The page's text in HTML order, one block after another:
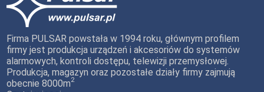
Firma PULSAR powstała w 1994 roku, głównym profilem
firmy jest produkcja urządzeń i akcesoriów do systemów
alarmowych, kontroli dostępu, telewizji przemysłowej.
Produkcja, magazyn oraz pozostałe działy firmy zajmują
obecnie 8000m2